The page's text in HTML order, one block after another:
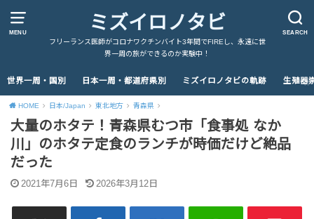
MENU SEARCH
ミズイロノタビ
フリーランス医師がコロナワクチンバイト3年間でFIREし、永遠に世
界一周の旅ができるのか実験中！
世界一周・国別 日本一周・都道府県別 ミズイロノタビの軌跡 生殖器
HOME 日本/Japan 東北地方 青森県
大量のホタテ！青森県むつ市「食事処 なか
川」のホタテ定食のランチが時価だけど絶品
だった
2021年7月6日 2026年3月12日